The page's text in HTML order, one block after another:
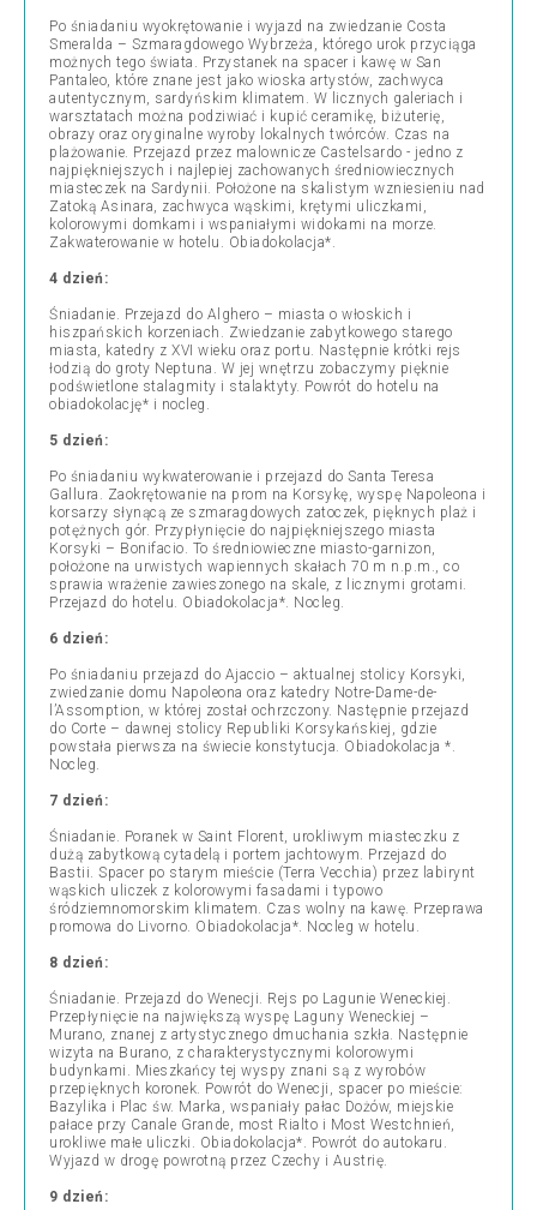
Po śniadaniu wyokrętowanie i wyjazd na zwiedzanie Costa
Smeralda – Szmaragdowego Wybrzeża, którego urok przyciąga
możnych tego świata. Przystanek na spacer i kawę w San
Pantaleo, które znane jest jako wioska artystów, zachwyca
autentycznym, sardyńskim klimatem. W licznych galeriach i
warsztatach można podziwiać i kupić ceramikę, biżuterię,
obrazy oraz oryginalne wyroby lokalnych twórców. Czas na
plażowanie. Przejazd przez malownicze Castelsardo - jedno z
najpiękniejszych i najlepiej zachowanych średniowiecznych
miasteczek na Sardynii. Położone na skalistym wzniesieniu nad
Zatoką Asinara, zachwyca wąskimi, krętymi uliczkami,
kolorowymi domkami i wspaniałymi widokami na morze.
Zakwaterowanie w hotelu. Obiadokolacja*.
4 dzień:
Śniadanie. Przejazd do Alghero – miasta o włoskich i
hiszpańskich korzeniach. Zwiedzanie zabytkowego starego
miasta, katedry z XVI wieku oraz portu. Następnie krótki rejs
łodzią do groty Neptuna. W jej wnętrzu zobaczymy pięknie
podświetlone stalagmity i stalaktyty. Powrót do hotelu na
obiadokolację* i nocleg.
5 dzień:
Po śniadaniu wykwaterowanie i przejazd do Santa Teresa
Gallura. Zaokrętowanie na prom na Korsykę, wyspę Napoleona i
korsarzy słynącą ze szmaragdowych zatoczek, pięknych plaż i
potężnych gór. Przypłynięcie do najpiękniejszego miasta
Korsyki – Bonifacio. To średniowieczne miasto-garnizon,
położone na urwistych wapiennych skałach 70 m n.p.m., co
sprawia wrażenie zawieszonego na skale, z licznymi grotami.
Przejazd do hotelu. Obiadokolacja*. Nocleg.
6 dzień:
Po śniadaniu przejazd do Ajaccio – aktualnej stolicy Korsyki,
zwiedzanie domu Napoleona oraz katedry Notre-Dame-de-
l’Assomption, w której został ochrzczony. Następnie przejazd
do Corte – dawnej stolicy Republiki Korsykańskiej, gdzie
powstała pierwsza na świecie konstytucja. Obiadokolacja *.
Nocleg.
7 dzień:
Śniadanie. Poranek w Saint Florent, urokliwym miasteczku z
dużą zabytkową cytadelą i portem jachtowym. Przejazd do
Bastii. Spacer po starym mieście (Terra Vecchia) przez labirynt
wąskich uliczek z kolorowymi fasadami i typowo
śródziemnomorskim klimatem. Czas wolny na kawę. Przeprawa
promowa do Livorno. Obiadokolacja*. Nocleg w hotelu.
8 dzień:
Śniadanie. Przejazd do Wenecji. Rejs po Lagunie Weneckiej.
Przepłynięcie na największą wyspę Laguny Weneckiej –
Murano, znanej z artystycznego dmuchania szkła. Następnie
wizyta na Burano, z charakterystycznymi kolorowymi
budynkami. Mieszkańcy tej wyspy znani są z wyrobów
przepięknych koronek. Powrót do Wenecji, spacer po mieście:
Bazylika i Plac św. Marka, wspaniały pałac Dożów, miejskie
pałace przy Canale Grande, most Rialto i Most Westchnień,
urokliwe małe uliczki. Obiadokolacja*. Powrót do autokaru.
Wyjazd w drogę powrotną przez Czechy i Austrię.
9 dzień: